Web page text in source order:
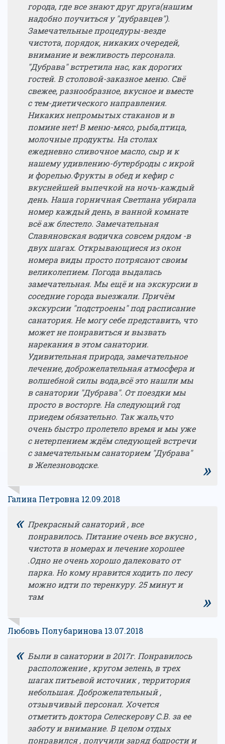
города, где все знают друг друга(нашим
надобно поучиться у "дубравцев").
Замечательные процедуры-везде
чистота, порядок, никаких очередей,
внимание и вежливость персонала.
"Дубрава" встретила нас, как дорогих
гостей. В столовой-заказное меню. Свё
свежее, разнообразное, вкусное и вместе
с тем-диетического направления.
Никаких непромытых стаканов и в
помине нет! В меню-мясо, рыба,птица,
молочные продукты. На столах
ежедневно сливочное масло, сыр и к
нашему удивлению-бутерброды с икрой
и форелью.Фрукты в обед и кефир с
вкуснейшей выпечкой на ночь-каждый
день. Наша горничная Светлана убирала
номер каждый день, в ванной комнате
всё аж блестело. Замечательная
Славяновская водичка совсем рядом -в
двух шагах. Открывающиеся из окон
номера виды просто потрясают своим
великолепием. Погода выдалась
замечательная. Мы ещё и на экскурсии в
соседние города выезжали. Причём
экскурсии "подстроены" под расписание
санатория. Не могу себе представить, что
может не понравиться и вызвать
нарекания в этом санатории.
Удивительная природа, замечательное
лечение, доброжелательная атмосфера и
волшебной силы вода,всё это нашли мы
в санатории "Дубрава". От поездки мы
просто в восторге. На следующий год
приедем обязательно. Так жаль,что
очень быстро пролетело время и мы уже
с нетерпением ждём следующей встречи
с замечательным санаторием "Дубрава"
в Железноводске.
»
Галина Петровна 12.09.2018
« Прекрасный санаторий , все
понравилось. Питание очень все вкусно ,
чистота в номерах и лечение хорошее
.Одно не очень хорошо далековато от
парка. Но кому нравится ходить по лесу
можно идти по теренкуру. 25 минут и
там
»
Любовь Полубаринова 13.07.2018
« Были в санатории в 2017г. Понравилось
расположение , кругом зелень, в трех
шагах питьевой источник , территория
небольшая. Доброжелательный ,
отзывчивый персонал. Хочется
отметить доктора Селескерову С.В. за ее
заботу и внимание. В целом отдых
понравился , получили заряд бодрости и